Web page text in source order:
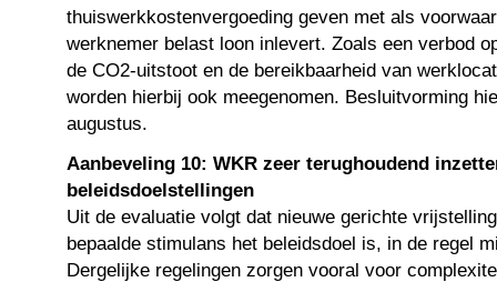
thuiswerkkostenvergoeding geven met als
werknemer belast loon inlevert. Zoals een verbod
de CO2-uitstoot en de bereikbaarheid van
worden hierbij ook meegenomen. Besluitvorming
augustus.
Aanbeveling 10: WKR zeer terughoudend
beleidsdoelstellingen
Uit de evaluatie volgt dat nieuwe gerichte
bepaalde stimulans het beleidsdoel is, in de regel
Dergelijke regelingen zorgen vooral voor